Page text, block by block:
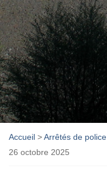
Accueil >Arrêtés de police
26 octobre 2025